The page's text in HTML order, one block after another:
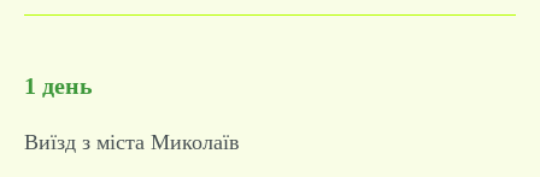
1 день
Виїзд з міста Миколаїв